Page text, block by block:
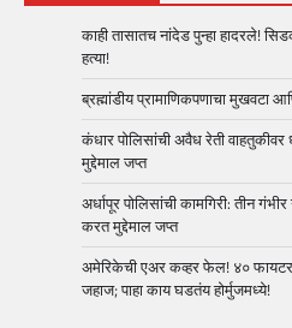
काही तासातच नांदेड पुन्हा हादरले!
हत्या!
ब्रह्मांडीय प्रामाणिकपणाचा मुखवटा
कंधार पोलिसांची अवैध रेती
मुद्देमाल जप्त
अर्धापूर पोलिसांची कामगिरी: तीन
करत मुद्देमाल जप्त
अमेरिकेची एअर कव्हर फेल! ४०
जहाज; पाहा काय घडतंय होर्मुजमध्ये!